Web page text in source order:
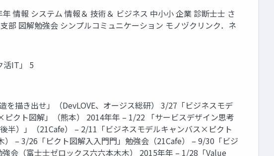
報 システム 情報＆ 技術＆ ビジネス 中⼩小 企業 診断⼠士 さ
部 図解勉強会 シンプルコミュニケーション モノヅクリンク．ネ
活IT」 5
を描き出せ」（DevLOVE、オージス総研） 3/27「ビジネスモデ
クト図解」（熊本） 2014年年 – 1/22 「サービスデザイン思考
）」（21Cafe） – 2/11「ビジネスモデルキャンバス×ピクト
– 3/26「ピクト図解⼊入⾨門」勉強会（21Cafe） – 9/30「ビジ
会（富⼠士ゼロックス六六本⽊木） 2015年年 – 1/28「Value